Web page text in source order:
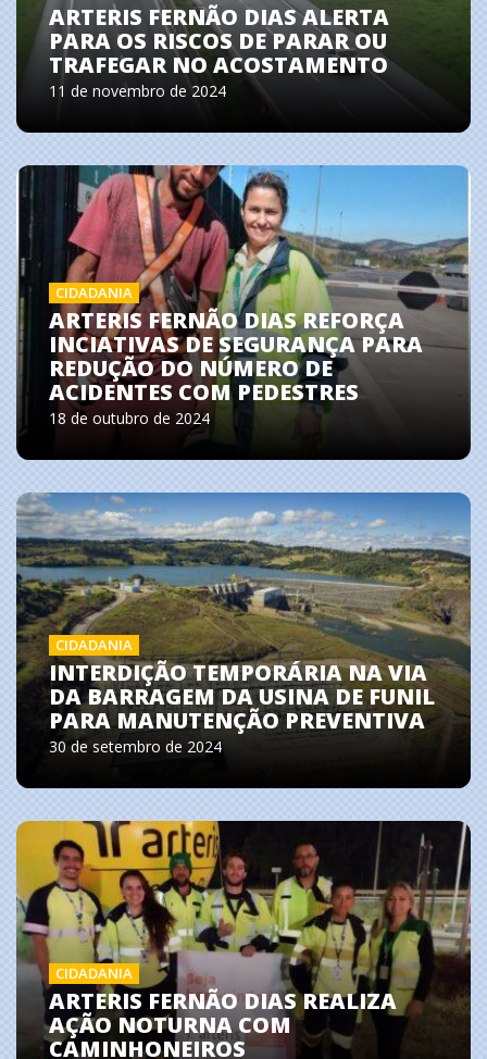
ARTERIS FERNÃO DIAS ALERTA
PARA OS RISCOS DE PARAR OU
TRAFEGAR NO ACOSTAMENTO
11 de novembro de 2024
CIDADANIA
ARTERIS FERNÃO DIAS REFORÇA
INCIATIVAS DE SEGURANÇA PARA
REDUÇÃO DO NÚMERO DE
ACIDENTES COM PEDESTRES
18 de outubro de 2024
CIDADANIA
INTERDIÇÃO TEMPORÁRIA NA VIA
DA BARRAGEM DA USINA DE FUNIL
PARA MANUTENÇÃO PREVENTIVA
30 de setembro de 2024
CIDADANIA
ARTERIS FERNÃO DIAS REALIZA
AÇÃO NOTURNA COM
CAMINHONEIROS